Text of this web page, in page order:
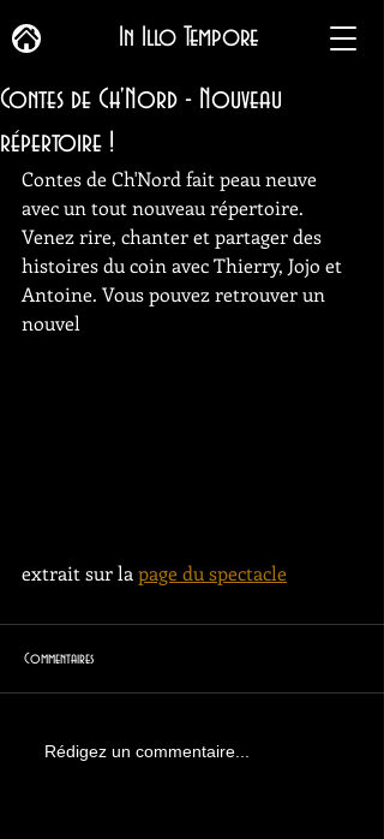
In Illo Tempore
Contes de Ch'Nord - Nouveau
répertoire !
Contes de Ch'Nord fait peau neuve
avec un tout nouveau répertoire.
Venez rire, chanter et partager des
histoires du coin avec Thierry, Jojo et
Antoine. Vous pouvez retrouver un
nouvel
extrait sur la page du spectacle
Commentaires
Rédigez un commentaire...